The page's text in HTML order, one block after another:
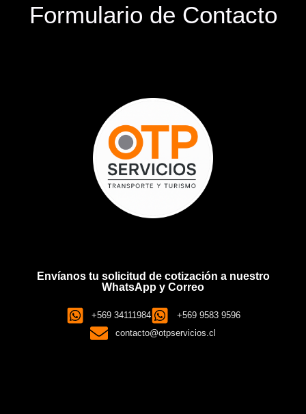
Formulario de Contacto
Envíanos tu solicitud de cotización a nuestro
WhatsApp y Correo
+569 34111984
+569 9583 9596
contacto@otpservicios.cl